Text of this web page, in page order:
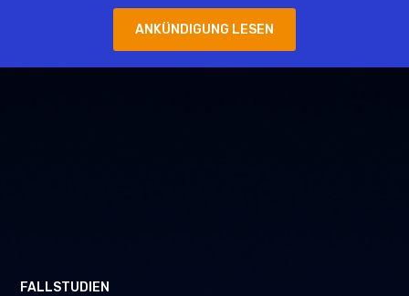
ANKÜNDIGUNG LESEN
FALLSTUDIEN